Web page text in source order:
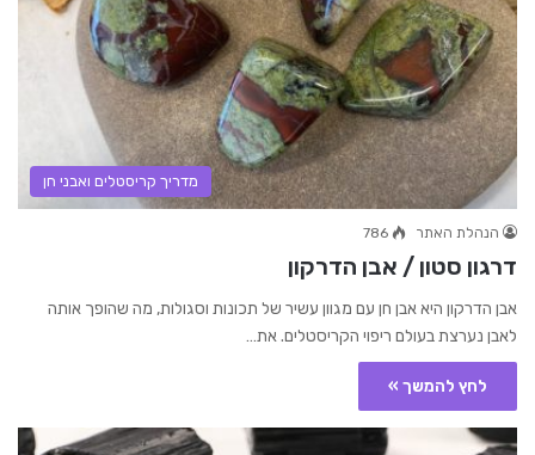
מדריך קריסטלים ואבני חן
הנהלת האתר 786
דרגון סטון / אבן הדרקון
אבן הדרקון היא אבן חן עם מגוון עשיר של תכונות וסגולות, מה שהופך אותה
לאבן נערצת בעולם ריפוי הקריסטלים. את…
לחץ להמשך »